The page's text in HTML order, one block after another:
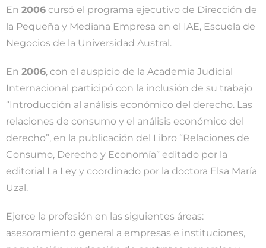
En 2006cursó el programa ejecutivo de Dirección de
la Pequeña y Mediana Empresa en el IAE, Escuela de
Negocios de la Universidad Austral.
En 2006, con el auspicio de la Academia Judicial
Internacional participó con la inclusión de su trabajo
“Introducción al análisis económico del derecho. Las
relaciones de consumo y el análisis económico del
derecho”, en la publicación del Libro “Relaciones de
Consumo, Derecho y Economía” editado por la
editorial La Ley y coordinado por la doctora Elsa María
Uzal.
Ejerce la profesión en las siguientes áreas:
asesoramiento general a empresas e instituciones,